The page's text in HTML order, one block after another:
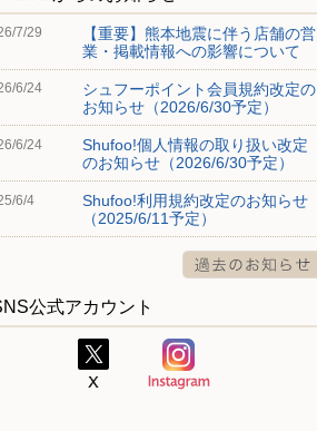
7/29
【重要】熊本地震に伴う店舗の営
業・掲載情報への影響について
6/24
シュフーポイント会員規約改定の
お知らせ（2026/6/30予定）
6/24
Shufoo!個人情報の取り扱い改定
のお知らせ（2026/6/30予定）
6/4
Shufoo!利用規約改定のお知らせ
（2025/6/11予定）
公式アカウント